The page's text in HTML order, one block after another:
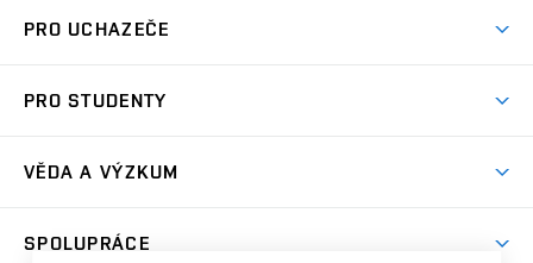
Koleje
Sport na VUT
PRO UCHAZEČE
Dny otevřených dveří
Celoživotní vzdělávání
PRO STUDENTY
Harmonogram akademického roku
Zpracování osobních údajů studentů
Sociální bezpečí
VĚDA A VÝZKUM
SPOLUPRÁCE